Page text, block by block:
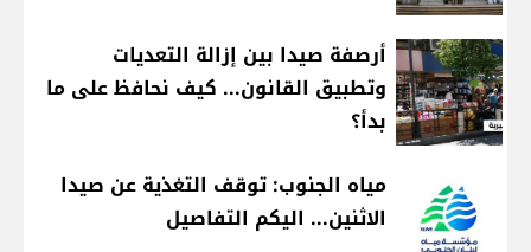
أرصفة صيدا بين إزالة التعديات
وتطبيق القانون... كيف نحافظ على ما
بدأ؟
مياه الجنوب: توقف التغذية عن صيدا
الاثنين... اليكم التفاصيل